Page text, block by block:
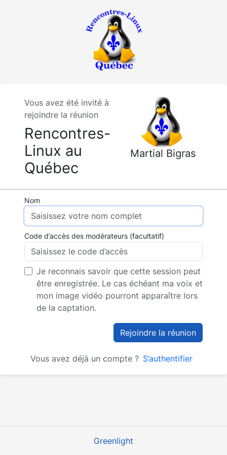
Vous avez été invité à
rejoindre la réunion
Rencontres-
Linux au
Québec
Martial Bigras
Nom
Code d’accès des modérateurs (facultatif)
Je reconnais savoir que cette session peut
être enregistrée. Le cas échéant ma voix et
mon image vidéo pourront apparaître lors
de la captation.
Rejoindre la réunion
Vous avez déjà un compte ? S’authentifier
Greenlight